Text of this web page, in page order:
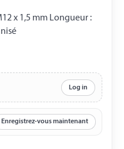
x 1,5 mm Longueur :
Log in
Enregistrez-vous maintenant